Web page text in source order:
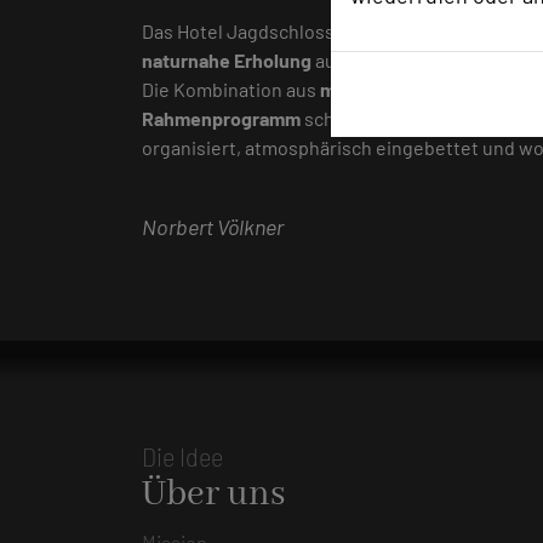
Das Hotel Jagdschloss Niederwald vereint
naturnahe Erholung auf besondere Weise.
Die Kombination aus moderner
Rahmenprogramm schafft ideale
organisiert, atmosphärisch eingebettet und
Norbert Völkner
Die Idee
Über uns